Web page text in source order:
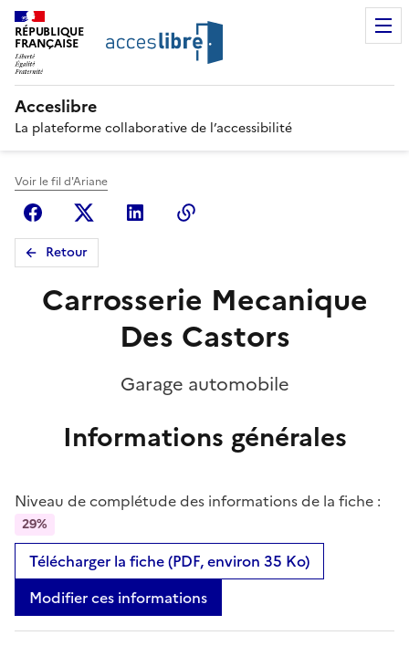
RÉPUBLIQUE
FRANÇAISE
Acceslibre
La plateforme collaborative de l’accessibilité
Voir le fil d'Ariane
FacebookX (anciennement Twitter)
Linkedin
Retour
Carrosserie Mecanique
Des Castors
Garage automobile
Informations générales
Niveau de complétude des informations de la fiche :
29%
Télécharger la fiche (PDF, environ 35 Ko)
Modifier ces informations